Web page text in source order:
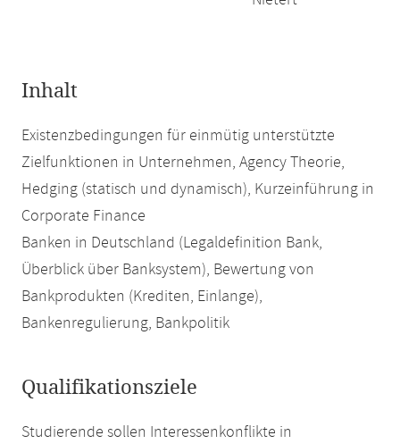
Inhalt
Existenzbedingungen für einmütig unterstützte
Zielfunktionen in Unternehmen, Agency Theorie,
Hedging (statisch und dynamisch), Kurzeinführung in
Corporate Finance
Banken in Deutschland (Legaldefinition Bank,
Überblick über Banksystem), Bewertung von
Bankprodukten (Krediten, Einlange),
Bankenregulierung, Bankpolitik
Qualifikationsziele
Studierende sollen Interessenkonflikte in